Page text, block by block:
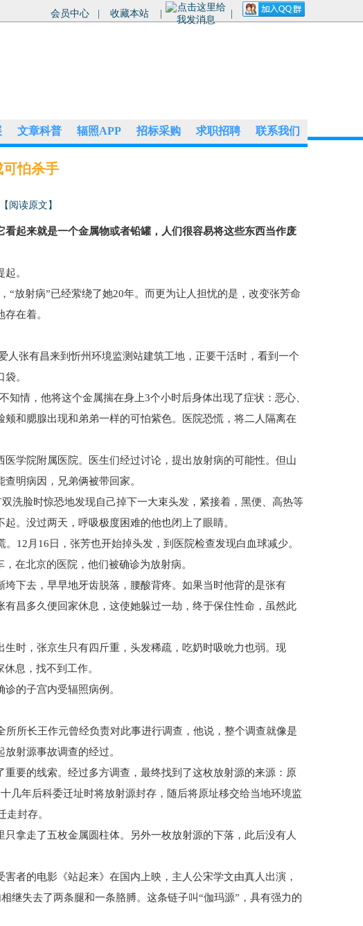
会员中心 收藏本站
文章科普 辐照APP 招标采购 求职招聘 联系我们
可怕杀手
【阅读原文】
起来就是一个金属物或者铅罐，人们很容易将这些东西当作废
。
射病”已经萦绕了她20年。而更为让人担忧的是，改变张芳命
在着。
张有昌来到忻州环境监测站建筑工地，正要干活时，看到一个
。
情，他将这个金属揣在身上3个小时后身体出现了症状：恶心、
和腮腺出现和弟弟一样的可怕紫色。医院恐慌，将二人隔离在
院附属医院。医生们经过讨论，提出放射病的可能性。但山
明病因，兄弟俩被带回家。
脸时惊恐地发现自己掉下一大束头发，紧接着，黑便、高热等
。没过两天，呼吸极度困难的他也闭上了眼睛。
月16日，张芳也开始掉头发，到医院检查发现白血球减少。
在北京的医院，他们被确诊为放射病。
下去，早早地牙齿脱落，腰酸背疼。如果当时他背的是张有
昌多久便回家休息，这使她躲过一劫，终于保住性命，虽然此
时，张京生只有四斤重，头发稀疏，吃奶时吸吮力也弱。现
息，找不到工作。
的子宫内受辐照病例。
所长王作元曾经负责对此事进行调查，他说，整个调查就像是
射源事故调查的经过。
的线索。经过多方调查，最终找到了这枚放射源的来源：原
几年后科委迁址时将放射源封存，随后将原址移交给当地环境监
封存。
走了五枚金属圆柱体。另外一枚放射源的下落，此后没有人
的电影《站起来》在国内上映，主人公宋学文由真人出演，
继失去了两条腿和一条胳膊。这条链子叫“伽玛源”，具有强力的